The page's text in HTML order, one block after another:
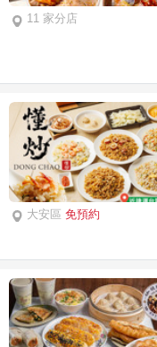
11 家分店
大安區 免預約